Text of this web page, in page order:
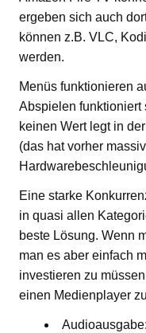
ergeben sich auch
können z.B. VLC,
werden.
Menüs funktionieren
Abspielen funktioniert
keinen Wert legt in
(das hat vorher
Eine starke
in quasi allen
beste Lösung. Wenn
man es aber einfach
investieren zu
einen Medienplayer